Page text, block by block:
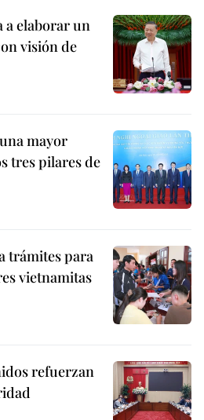
a elaborar un
visión de
mayor
tres pilares de
trámites para
vietnamitas
refuerzan